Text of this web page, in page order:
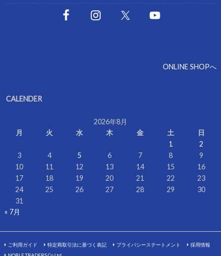
ONLINE SHOPへ
CALENDER
2026年8月
月
火 水 木 金 土
日
1
2
3
4 5 6 7 8
9
10
11 12 13 14 15
16
17
18 19 20 21 22
23
24
25 26 27 28 29
30
31
« 7月
ご利用ガイド 特定商取引法に基づく表記 プライバシーステートメント
採用情報